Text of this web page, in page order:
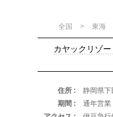
全国 東海
カヤックリゾ
住所 静岡県
期間
通年営業